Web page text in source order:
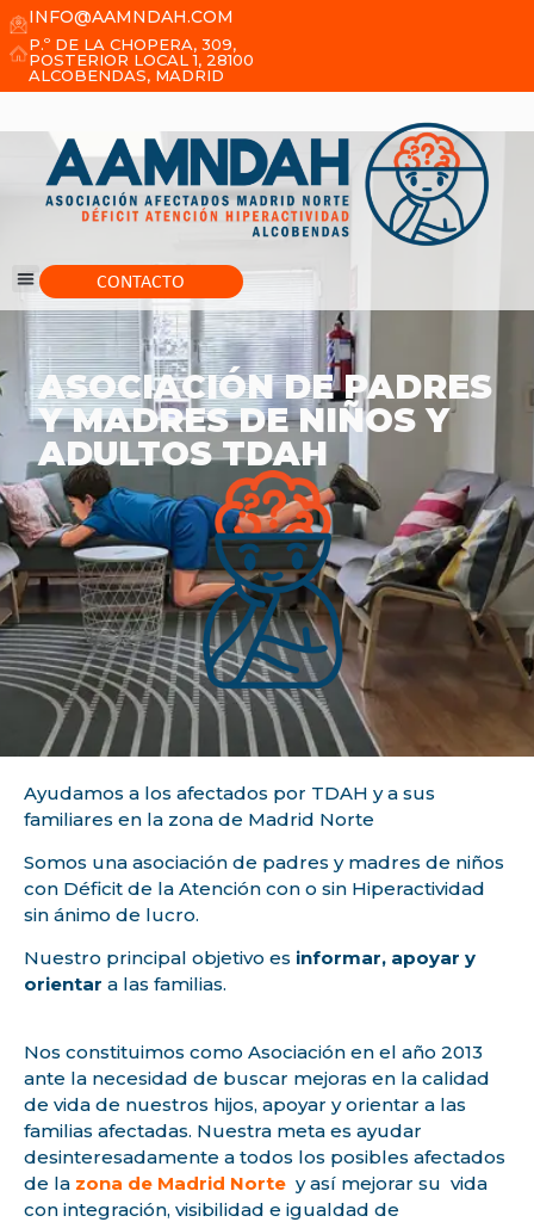
INFO@AAMNDAH.COM
P.º DE LA CHOPERA, 309,
POSTERIOR LOCAL 1, 28100
ALCOBENDAS, MADRID
CONTACTO
ASOCIACIÓN DE PADRES
Y MADRES DE NIÑOS Y
ADULTOS TDAH
Nos constituimos como Asociación en el año 2013
ante la necesidad de buscar mejoras en la calidad
de vida de nuestros hijos, apoyar y orientar a las
familias afectadas. Nuestra meta es ayudar
desinteresadamente a todos los posibles afectados
de la zona de Madrid Norte y así mejorar su vida
con integración, visibilidad e igualdad de
Ayudamos a los afectados por TDAH y a sus
familiares en la zona de Madrid Norte
Somos una asociación de padres y madres de niños
con Déficit de la Atención con o sin Hiperactividad
sin ánimo de lucro.
Nuestro principal objetivo es informar, apoyar y
orientar a las familias.